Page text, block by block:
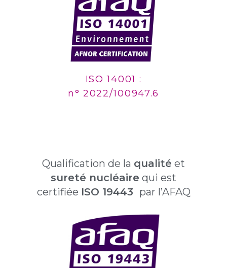
ISO 14001 :
n° 2022/100947.6
Qualification de la qualité et
sureté nucléaire qui est
certifiée ISO 19443 par l’AFAQ